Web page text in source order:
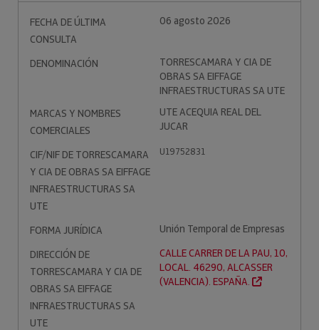
FECHA DE ÚLTIMA
CONSULTA
06 agosto 2026
DENOMINACIÓN
TORRESCAMARA Y CIA DE
OBRAS SA EIFFAGE
INFRAESTRUCTURAS SA UTE
MARCAS Y NOMBRES
COMERCIALES
UTE ACEQUIA REAL DEL
JUCAR
CIF/NIF DE TORRESCAMARA
Y CIA DE OBRAS SA EIFFAGE
INFRAESTRUCTURAS SA
UTE
U19752831
FORMA JURÍDICA
Unión Temporal de Empresas
DIRECCIÓN DE
TORRESCAMARA Y CIA DE
OBRAS SA EIFFAGE
INFRAESTRUCTURAS SA
UTE
CALLE CARRER DE LA PAU, 10,
LOCAL. 46290, ALCASSER
(VALENCIA). ESPAÑA.